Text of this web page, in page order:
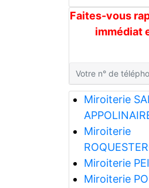
Faites-vous
immédiat
Miroiterie
Miroiterie
Miroiterie
Miroiterie